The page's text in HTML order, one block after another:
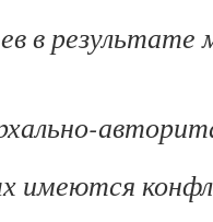
в результате
имеются